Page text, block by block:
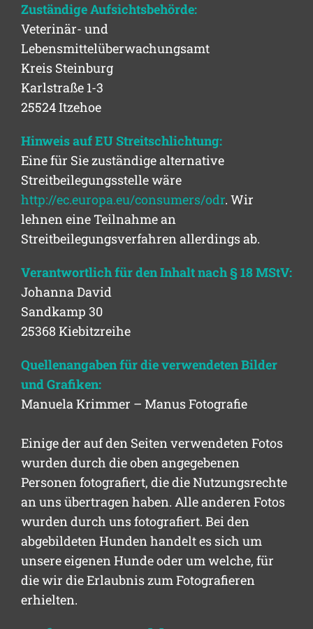
Zuständige Aufsichtsbehörde:
Veterinär- und
Lebensmittelüberwachungsamt
Kreis Steinburg
Karlstraße 1-3
25524 Itzehoe
Hinweis auf EU Streitschlichtung:
Eine für Sie zuständige alternative
Streitbeilegungsstelle wäre
http://ec.europa.eu/consumers/odr. Wir
lehnen eine Teilnahme an
Streitbeilegungsverfahren allerdings ab.
Verantwortlich für den Inhalt nach § 18 MStV:
Johanna David
Sandkamp 30
25368 Kiebitzreihe
Quellenangaben für die verwendeten Bilder
und Grafiken:
Manuela Krimmer – Manus Fotografie
Einige der auf den Seiten verwendeten Fotos
wurden durch die oben angegebenen
Personen fotografiert, die die Nutzungsrechte
an uns übertragen haben. Alle anderen Fotos
wurden durch uns fotografiert. Bei den
abgebildeten Hunden handelt es sich um
unsere eigenen Hunde oder um welche, für
die wir die Erlaubnis zum Fotografieren
erhielten.